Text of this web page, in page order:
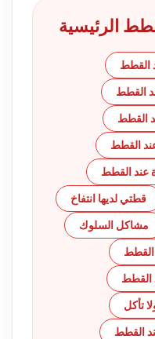
الرئيسية
القطط
القطط
القطط
القطط
عند القطط
قطتي لديها انتفاخ
مشاكل السلوك
القطط
القطط
تأكل
القطط